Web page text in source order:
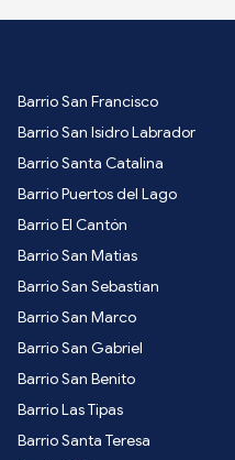
Barrio San Francisco
Barrio San Isidro Labrador
Barrio Santa Catalina
Barrio Puertos del Lago
Barrio El Cantón
Barrio San Matias
Barrio San Sebastian
Barrio San Marco
Barrio San Gabriel
Barrio San Benito
Barrio Las Tipas
Barrio Santa Teresa